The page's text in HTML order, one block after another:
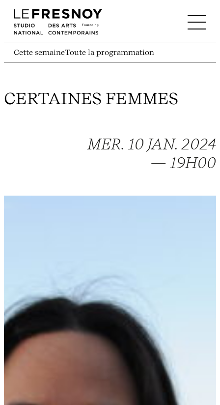
Cette semaineToute la programmation
CERTAINES FEMMES
MER. 10 JAN. 2024
— 19H00